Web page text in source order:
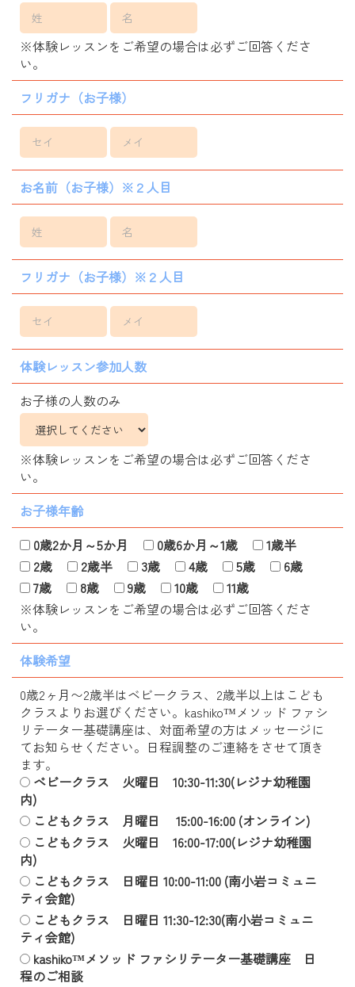
※体験レッスンをご希望の場合は必ずご回答くださ
い。
フリガナ（お子様）
お名前（お子様）※２人目
フリガナ（お子様）※２人目
体験レッスン参加人数
お子様の人数のみ
※体験レッスンをご希望の場合は必ずご回答くださ
い。
お子様年齢
0歳2か月～5か月
0歳6か月～1歳
1歳半
2歳
2歳半 3歳 4歳 5歳
6歳
7歳
8歳 9歳 10歳
11歳
※体験レッスンをご希望の場合は必ずご回答くださ
い。
体験希望
0歳2ヶ月〜2歳半はベビークラス、2歳半以上はこども
クラスよりお選びください。kashiko™メソッド ファシ
リテーター基礎講座は、対面希望の方はメッセージに
てお知らせください。日程調整のご連絡をさせて頂き
ます。
ベビークラス 火曜日 10:30-11:30(レジナ幼稚園
内)
こどもクラス 月曜日 15:00-16:00 (オンライン)
こどもクラス 火曜日 16:00-17:00(レジナ幼稚園
内)
こどもクラス 日曜日 10:00-11:00 (南小岩コミュニ
ティ会館)
こどもクラス 日曜日 11:30-12:30(南小岩コミュニ
ティ会館)
kashiko™メソッド ファシリテーター基礎講座 日
程のご相談